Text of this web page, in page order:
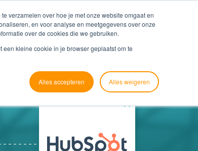
verzamelen over hoe je met onze website omgaat en
en voor analyse en meetgegevens over onze
over de cookies die we gebruiken.
kleine cookie in je browser geplaatst om te
Alles accepteren Alles weigeren
Over ons